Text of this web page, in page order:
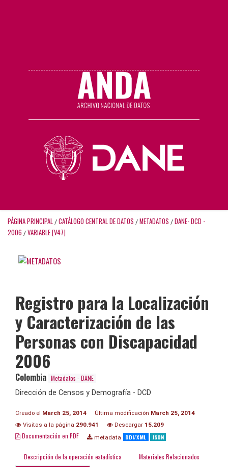
PÁGINA PRINCIPAL / CATÁLOGO CENTRAL DE DATOS / METADATOS / DANE- DCD -
2006 / VARIABLE [V47]
Registro para la Localización
y Caracterización de las
Personas con Discapacidad
2006
Colombia Metadatos - DANE
Dirección de Censos y Demografía - DCD
Creado el March 25, 2014 Última modificación March 25, 2014
Visitas a la página 290.941 Descargar 15.209
Documentación en PDF metadata DDI/XML JSON
Descripción de la operación estadística Materiales Relacionados